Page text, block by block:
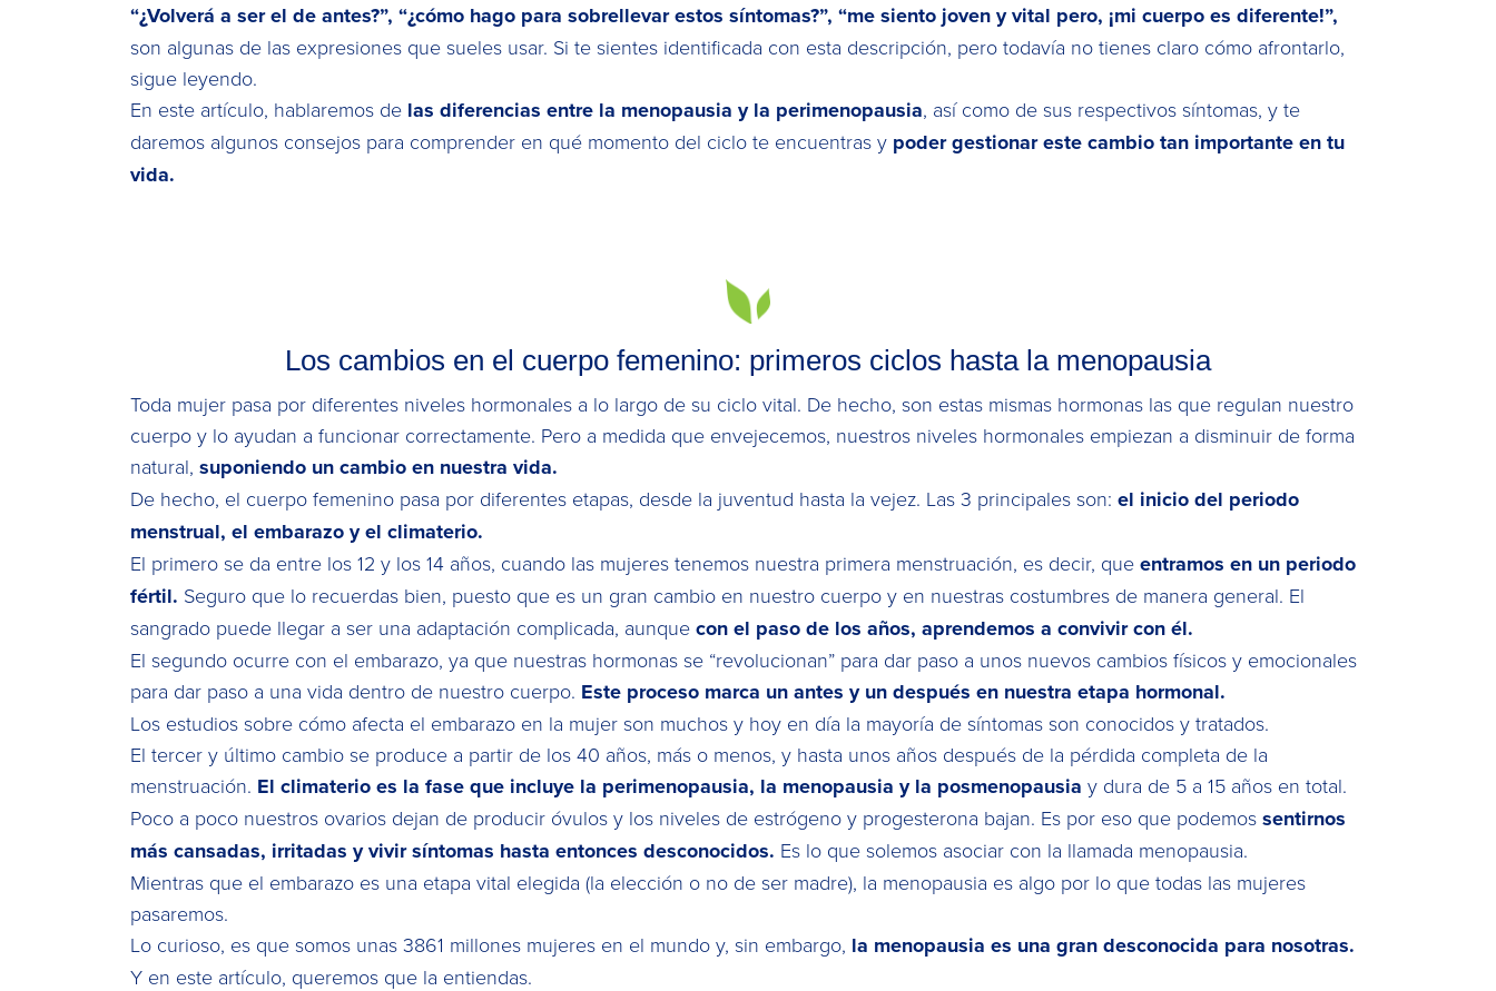
“¿Volverá a ser el de antes?”, “¿cómo hago para sobrellevar estos síntomas?”, “me siento joven y vital pero, ¡mi cuerpo es diferente!”,
son algunas de las expresiones que sueles usar. Si te sientes identificada con esta descripción, pero todavía no tienes claro cómo afrontarlo,
sigue leyendo.
En este artículo, hablaremos de las diferencias entre la menopausia y la perimenopausia, así como de sus respectivos síntomas, y te
daremos algunos consejos para comprender en qué momento del ciclo te encuentras y poder gestionar este cambio tan importante en tu
vida.
Los cambios en el cuerpo femenino: primeros ciclos hasta la menopausia
Toda mujer pasa por diferentes niveles hormonales a lo largo de su ciclo vital. De hecho, son estas mismas hormonas las que regulan nuestro
cuerpo y lo ayudan a funcionar correctamente. Pero a medida que envejecemos, nuestros niveles hormonales empiezan a disminuir de forma
natural, suponiendo un cambio en nuestra vida.
De hecho, el cuerpo femenino pasa por diferentes etapas, desde la juventud hasta la vejez. Las 3 principales son: el inicio del periodo
menstrual, el embarazo y el climaterio.
El primero se da entre los 12 y los 14 años, cuando las mujeres tenemos nuestra primera menstruación, es decir, que entramos en un periodo
fértil. Seguro que lo recuerdas bien, puesto que es un gran cambio en nuestro cuerpo y en nuestras costumbres de manera general. El
sangrado puede llegar a ser una adaptación complicada, aunque con el paso de los años, aprendemos a convivir con él.
El segundo ocurre con el embarazo, ya que nuestras hormonas se “revolucionan” para dar paso a unos nuevos cambios físicos y emocionales
para dar paso a una vida dentro de nuestro cuerpo. Este proceso marca un antes y un después en nuestra etapa hormonal.
Los estudios sobre cómo afecta el embarazo en la mujer son muchos y hoy en día la mayoría de síntomas son conocidos y tratados.
El tercer y último cambio se produce a partir de los 40 años, más o menos, y hasta unos años después de la pérdida completa de la
menstruación. El climaterio es la fase que incluye la perimenopausia, la menopausia y la posmenopausia y dura de 5 a 15 años en total.
Poco a poco nuestros ovarios dejan de producir óvulos y los niveles de estrógeno y progesterona bajan. Es por eso que podemos sentirnos
más cansadas, irritadas y vivir síntomas hasta entonces desconocidos. Es lo que solemos asociar con la llamada menopausia.
Mientras que el embarazo es una etapa vital elegida (la elección o no de ser madre), la menopausia es algo por lo que todas las mujeres
pasaremos.
Lo curioso, es que somos unas ​​3861 millones mujeres en el mundo y, sin embargo, la menopausia es una gran desconocida para nosotras.
Y en este artículo, queremos que la entiendas.